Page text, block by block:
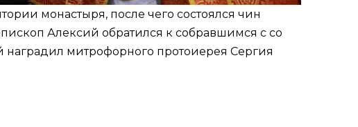
монастыря, после чего состоялся чин
Алексий обратился к собравшимся с со
митрофорного протоиерея Сергия